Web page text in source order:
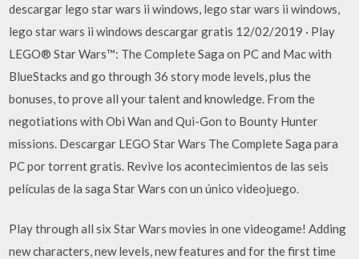
descargar lego star wars ii windows, lego star wars ii windows,
lego star wars ii windows descargar gratis 12/02/2019 · Play
LEGO® Star Wars™: The Complete Saga on PC and Mac with
BlueStacks and go through 36 story mode levels, plus the
bonuses, to prove all your talent and knowledge. From the
negotiations with Obi Wan and Qui-Gon to Bounty Hunter
missions. Descargar LEGO Star Wars The Complete Saga para
PC por torrent gratis. Revive los acontecimientos de las seis
películas de la saga Star Wars con un único videojuego.
Play through all six Star Wars movies in one videogame! Adding
new characters, new levels, new features and for the first time